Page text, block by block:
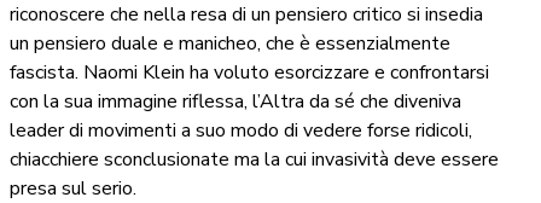
riconoscere che nella resa di un pensiero critico si insedia
un pensiero duale e manicheo, che è essenzialmente
fascista. Naomi Klein ha voluto esorcizzare e confrontarsi
con la sua immagine riflessa, l’Altra da sé che diveniva
leader di movimenti a suo modo di vedere forse ridicoli,
chiacchiere sconclusionate ma la cui invasività deve essere
presa sul serio.